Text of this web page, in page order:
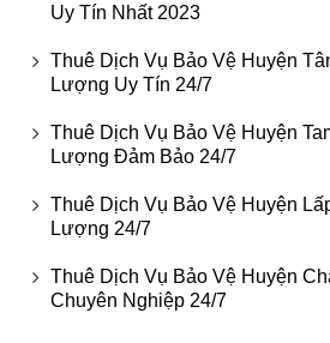
Uy Tín Nhất 2023
Thuê Dịch Vụ Bảo Vệ Huyện
Lượng Uy Tín 24/7
Thuê Dịch Vụ Bảo Vệ Huyện
Lượng Đảm Bảo 24/7
Thuê Dịch Vụ Bảo Vệ Huyện
Lượng 24/7
Thuê Dịch Vụ Bảo Vệ Huyện
Chuyên Nghiệp 24/7